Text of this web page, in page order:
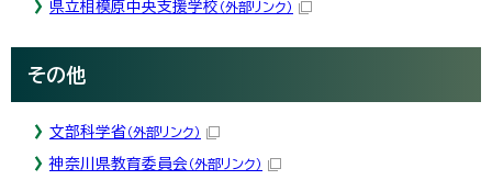
県立相模原中央支援学校 （外部リンク）
その他
文部科学省（外部リンク）
神奈川県教育委員会（外部リンク）